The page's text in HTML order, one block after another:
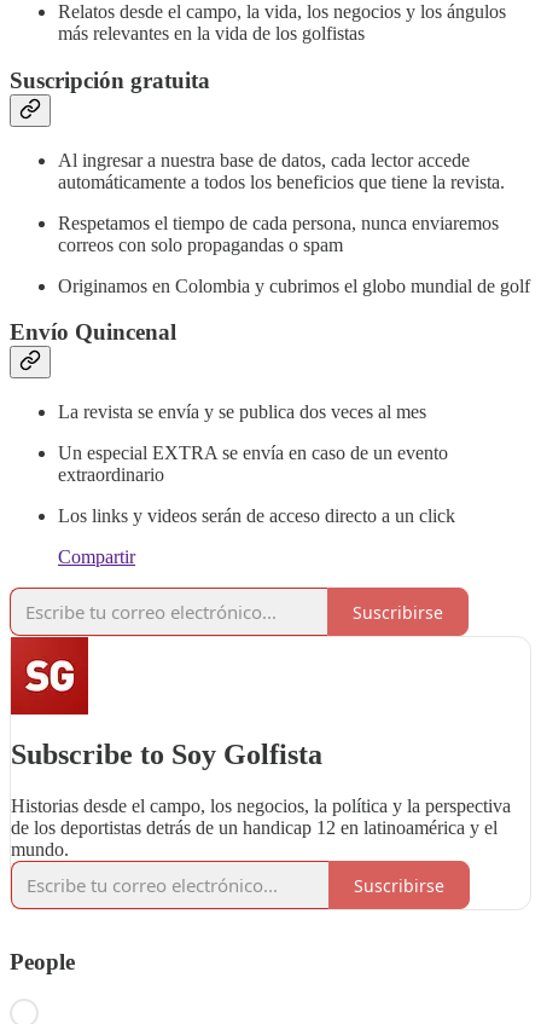
Relatos desde el campo, la vida, los negocios y los ángulos
más relevantes en la vida de los golfistas
Suscripción gratuita
Al ingresar a nuestra base de datos, cada lector accede
automáticamente a todos los beneficios que tiene la revista.
Respetamos el tiempo de cada persona, nunca enviaremos
correos con solo propagandas o spam
Originamos en Colombia y cubrimos el globo mundial de golf
Envío Quincenal
La revista se envía y se publica dos veces al mes
Un especial EXTRA se envía en caso de un evento
extraordinario
Los links y videos serán de acceso directo a un click
Compartir
Suscribirse
Subscribe to Soy Golfista
Historias desde el campo, los negocios, la política y la perspectiva
de los deportistas detrás de un handicap 12 en latinoamérica y el
mundo.
Suscribirse
People